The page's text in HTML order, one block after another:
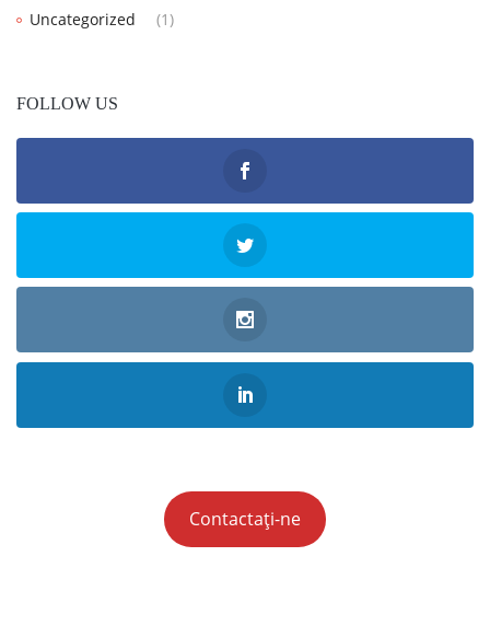
Uncategorized
(1)
FOLLOW US
Contactați-ne